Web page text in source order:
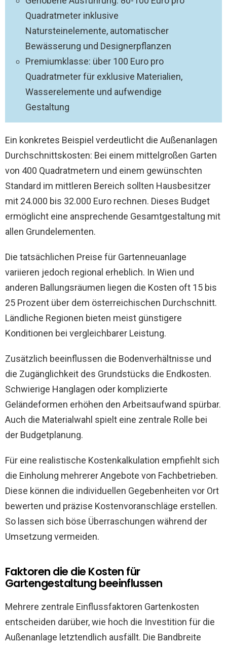
Quadratmeter inklusive
Natursteinelemente, automatischer
Bewässerung und Designerpflanzen
Premiumklasse: über 100 Euro pro
Quadratmeter für exklusive Materialien,
Wasserelemente und aufwendige
Gestaltung
Ein konkretes Beispiel verdeutlicht die Außenanlagen
Durchschnittskosten: Bei einem mittelgroßen Garten
von 400 Quadratmetern und einem gewünschten
Standard im mittleren Bereich sollten Hausbesitzer
mit 24.000 bis 32.000 Euro rechnen. Dieses Budget
ermöglicht eine ansprechende Gesamtgestaltung mit
allen Grundelementen.
Die tatsächlichen Preise für Gartenneuanlage
variieren jedoch regional erheblich. In Wien und
anderen Ballungsräumen liegen die Kosten oft 15 bis
25 Prozent über dem österreichischen Durchschnitt.
Ländliche Regionen bieten meist günstigere
Konditionen bei vergleichbarer Leistung.
Zusätzlich beeinflussen die Bodenverhältnisse und
die Zugänglichkeit des Grundstücks die Endkosten.
Schwierige Hanglagen oder komplizierte
Geländeformen erhöhen den Arbeitsaufwand spürbar.
Auch die Materialwahl spielt eine zentrale Rolle bei
der Budgetplanung.
Für eine realistische Kostenkalkulation empfiehlt sich
die Einholung mehrerer Angebote von Fachbetrieben.
Diese können die individuellen Gegebenheiten vor Ort
bewerten und präzise Kostenvoranschläge erstellen.
So lassen sich böse Überraschungen während der
Umsetzung vermeiden.
Faktoren die die Kosten für
Gartengestaltung beeinflussen
Mehrere zentrale Einflussfaktoren Gartenkosten
entscheiden darüber, wie hoch die Investition für die
Außenanlage letztendlich ausfällt. Die Bandbreite